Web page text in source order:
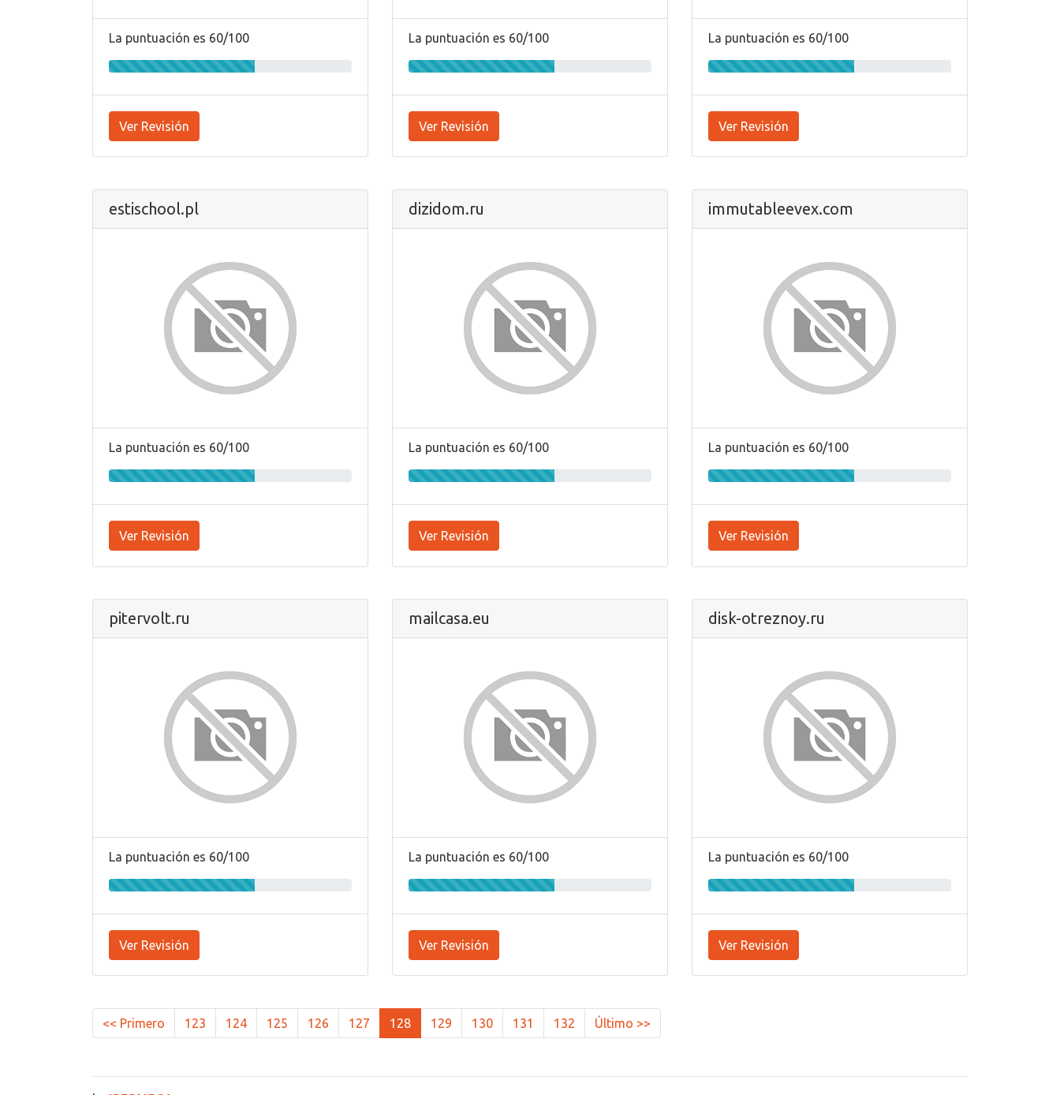
La puntuación es 60/100
Ver Revisión
La puntuación es 60/100
Ver Revisión
La puntuación es 60/100
Ver Revisión
estischool.pl
La puntuación es 60/100
Ver Revisión
dizidom.ru
La puntuación es 60/100
Ver Revisión
immutableevex.com
La puntuación es 60/100
Ver Revisión
pitervolt.ru
La puntuación es 60/100
Ver Revisión
mailcasa.eu
La puntuación es 60/100
Ver Revisión
disk-otreznoy.ru
La puntuación es 60/100
Ver Revisión
<< Primero 123 124 125 126 127 128 129 130 131 132 Último >>